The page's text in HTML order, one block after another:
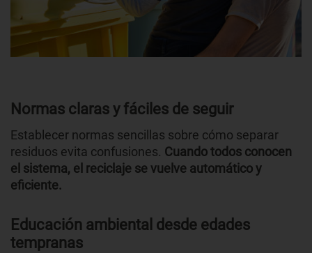
Normas claras y fáciles de seguir
Establecer normas sencillas sobre cómo separar
residuos evita confusiones. Cuando todos conocen
el sistema, el reciclaje se vuelve automático y
eficiente.
Educación ambiental desde edades
tempranas